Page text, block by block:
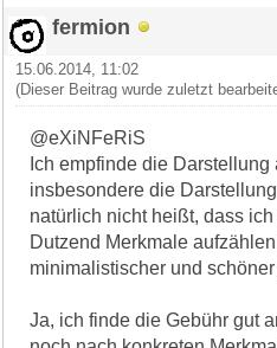
fermion
15.06.2014, 11:02
(Dieser Beitrag wurde zuletzt
@eXiNFeRiS
Ich empfinde die
insbesondere die
natürlich nicht heißt, dass
Dutzend Merkmale
minimalistischer und
Ja, ich finde die Gebühr gut